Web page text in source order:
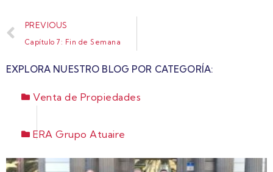
PREVIOUS
Capítulo 7: Fin de Semana
EXPLORA NUESTRO BLOG POR CATEGORÍA:
Venta de Propiedades
ERA Grupo Atuaire